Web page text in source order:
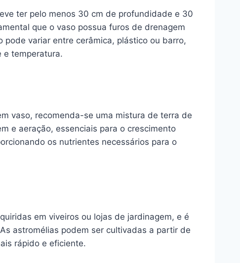
ter pelo menos 30 cm de profundidade e 30
que o vaso possua furos de drenagem
variar entre cerâmica, plástico ou barro,
e temperatura.
vaso, recomenda-se uma mistura de terra de
e aeração, essenciais para o crescimento
os nutrientes necessários para o
em viveiros ou lojas de jardinagem, e é
astromélias podem ser cultivadas a partir de
rápido e eficiente.